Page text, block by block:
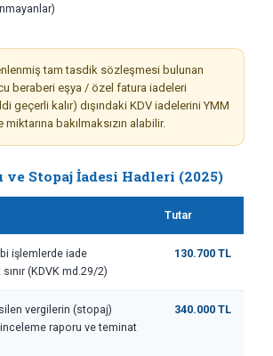
tam tasdik sözleşmesi bulunan
beraberi eşya / özel fatura iadeleri
geçerli kalır) dışındaki KDV iadelerini YMM
bakılmaksızın alabilir.
ve Stopaj İadesi Hadleri (2025)
Tutar
işlemlerde iade
(KDVK md.29/2)
130.700 TL
vergilerin (stopaj)
raporu ve teminat
340.000 TL